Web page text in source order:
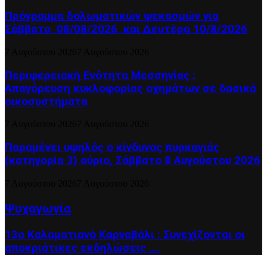
Πρόγραμμα δολωματικών ψεκασμών για
Σάββατο 08/08/2026 και Δευτέρα 10/8/2026
Περιφερειακή Ενότητα Μεσσηνίας :
Απαγόρευση κυκλοφορίας οχημάτων σε δασικά
οικοσυστήματα
Παραμένει υψηλός ο κίνδυνος πυρκαγιάς
(κατηγορία 3) αύριο, Σάββατο 8 Αυγούστου 2026
Ψυχαγωγία
13ο Καλαματιανό Καρναβάλι : Συνεχίζονται οι
αποκριάτικες εκδηλώσεις ….